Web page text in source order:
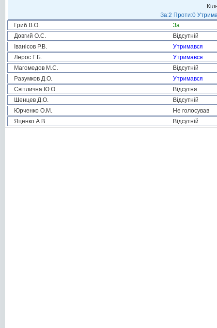
За:2 Проти:0
Гриб В.О.
За
Довгий О.С.
Відсутній
Іванісов Р.В.
Утримався
Лерос Г.Б.
Утримався
Магомедов М.С.
Відсутній
Разумков Д.О.
Утримався
Світлична Ю.О.
Відсутня
Шенцев Д.О.
Відсутній
Юрченко О.М.
Не голосував
Яценко А.В.
Відсутній